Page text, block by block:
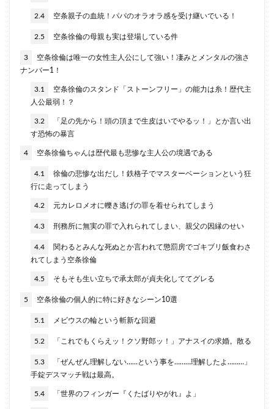
2.4 空条親子の血統！パパのオラオラ感を受け継いでいる！
2.5 空条徐倫の母親も実は登場している件
3
空条徐倫は唯一の女性主人公にして強い！凄みとメンタルの強さ
ナンバー1！
3.1
空条徐倫のスタンド「ストーンフリー」の能力は糸！歴代主
人公最弱！？
3.2
「足の先から！頭の頂まで生皮はいでやるッ！」とか言い出
す恐怖の暴言
4 空条徐倫ちゃんは歴代最も悲惨な主人公の境遇である
4.1
徐倫の悲惨な出だし！鉄格子でマスターベーションという狂
行に走ってしまう
4.2 元カレロメオに轢き逃げの罪を着せられてしまう
4.3 刑務所に無実の罪で入れられてしまい、親父の因縁のせい
4.4
関わるとみんな死ぬとか言われて懲罰房でゴキブリ飯食わさ
れてしまう空条徐倫
4.5 そもそも生い立ちで承太郎が貞夫化しててグレる
5 空条徐倫の個人的に特に好きなシーン10選
5.1 メビウスの輪という斬新な回避
5.2 「これでもくらえッ！クソ野郎ッ！」アナスイの求婚。散る
5.3
「ぜんぜん理解しない……という事を………理解したよ………」
手錠デスマッチ戦は最高。
5.4 「世界のフィンガー『くたばりやがれ』よ」